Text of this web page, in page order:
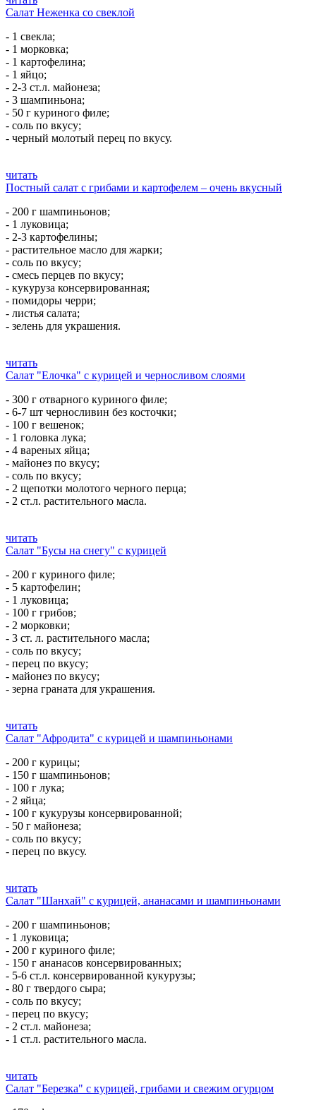
Салат Неженка со свеклой
- 1 свекла;
- 1 морковка;
- 1 картофелина;
- 1 яйцо;
- 2-3 ст.л. майонеза;
- 3 шампиньона;
- 50 г куриного филе;
- соль по вкусу;
- черный молотый перец по вкусу.
читать
Постный салат с грибами и картофелем – очень вкусный
- 200 г шампиньонов;
- 1 луковица;
- 2-3 картофелины;
- растительное масло для жарки;
- соль по вкусу;
- смесь перцев по вкусу;
- кукуруза консервированная;
- помидоры черри;
- листья салата;
- зелень для украшения.
читать
Салат "Елочка" с курицей и черносливом слоями
- 300 г отварного куриного филе;
- 6-7 шт черносливин без косточки;
- 100 г вешенок;
- 1 головка лука;
- 4 вареных яйца;
- майонез по вкусу;
- соль по вкусу;
- 2 щепотки молотого черного перца;
- 2 ст.л. растительного масла.
читать
Салат "Бусы на снегу" с курицей
- 200 г куриного филе;
- 5 картофелин;
- 1 луковица;
- 100 г грибов;
- 2 морковки;
- 3 ст. л. растительного масла;
- соль по вкусу;
- перец по вкусу;
- майонез по вкусу;
- зерна граната для украшения.
читать
Салат "Афродита" с курицей и шампиньонами
- 200 г курицы;
- 150 г шампиньонов;
- 100 г лука;
- 2 яйца;
- 100 г кукурузы консервированной;
- 50 г майонеза;
- соль по вкусу;
- перец по вкусу.
читать
Салат "Шанхай" с курицей, ананасами и шампиньонами
- 200 г шампиньонов;
- 1 луковица;
- 200 г куриного филе;
- 150 г ананасов консервированных;
- 5-6 ст.л. консервированной кукурузы;
- 80 г твердого сыра;
- соль по вкусу;
- перец по вкусу;
- 2 ст.л. майонеза;
- 1 ст.л. растительного масла.
читать
Салат "Березка" с курицей, грибами и свежим огурцом